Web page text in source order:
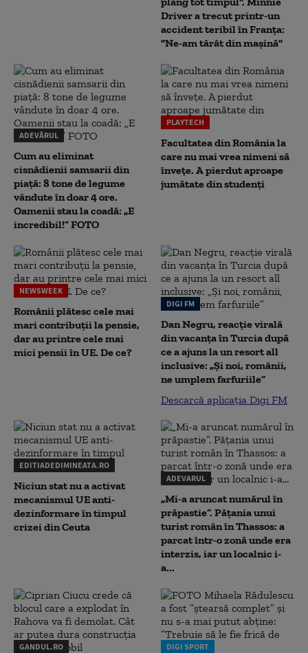
Driver a trecut printr-un
accident teribil în Franța:
"Ne-am târât din mașină"
ADEVĂRUL
Cum au eliminat
cisnădienii samsarii din
piață: 8 tone de legume
vândute în doar 4 ore.
Oamenii stau la coadă: „E
incredibil!” FOTO
PLAYTECH
Facultatea din România la
care nu mai vrea nimeni să
înveţe. A pierdut aproape
jumătate din studenţi
NEWSWEEK
Românii plătesc cele mai
mari contribuții la pensie,
dar au printre cele mai
mici pensii în UE. De ce?
DIGI FM
Dan Negru, reacție virală
din vacanța în Turcia după
ce a ajuns la un resort all
inclusive: „Și noi, românii,
ne umplem farfuriile”
Descarcă aplicația Digi FM
EDITIADEDIMINEATA.RO
Niciun stat nu a activat
mecanismul UE anti-
dezinformare în timpul
crizei din Ceuta
ADEVARUL
„Mi-a aruncat numărul în
prăpastie”. Pățania unui
turist român în Thassos: a
parcat într-o zonă unde era
interzis, iar un localnic i-
a...
GANDUL.RO DIGI SPORT